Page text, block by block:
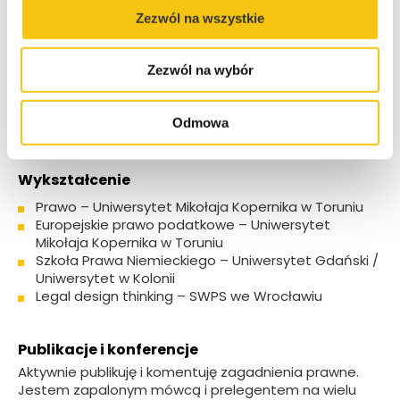
Zezwól na wszystkie
Zezwól na wybór
Odmowa
nauka nigdy się nie kończy (brązowy pas, Polski
Specjalizacja
Prawo podatkowe zarządzanie ryzykiem prawnym,
sukcesja i fundacje rodzinne, M&A.
Wykształcenie
Prawo – Uniwersytet Mikołaja Kopernika w Toruniu
Europejskie prawo podatkowe – Uniwersytet
Mikołaja Kopernika w Toruniu
Szkoła Prawa Niemieckiego – Uniwersytet Gdański /
Uniwersytet w Kolonii
Legal design thinking – SWPS we Wrocławiu
Publikacje i konferencje
Aktywnie publikuję i komentuję zagadnienia prawne.
Jestem zapalonym mówcą i prelegentem na wielu